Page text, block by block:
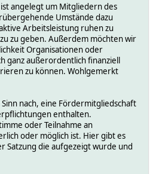
angelegt um Mitgliedern des
Umstände dazu
Arbeitsleistung ruhen zu
zu geben. Außerdem möchten wir
Organisationen oder
ganz außerordentlich finanziell
zu können. Wohlgemerkt
nach, eine Fördermitgliedschaft
enthalten.
oder Teilnahme an
oder möglich ist. Hier gibt es
Satzung die aufgezeigt wurde und